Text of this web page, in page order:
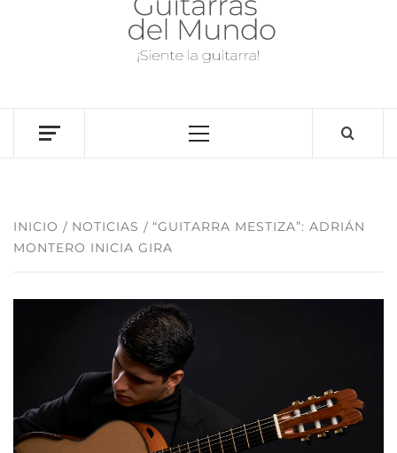
INICIO NOTICIAS
“GUITARRA MESTIZA”: ADRIÁN
MONTERO INICIA GIRA